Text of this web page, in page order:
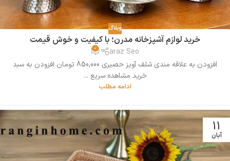
وبلاگ
خرید لوازم آشپزخانه مدرن؛ با کیفیت و خوش قیمت
araz Seo
0
افزودن به علاقه مندی شلف آویز حصیری 850,000 تومان افزودن به سبد
خرید مشاهده سریع ...
ادامه مطلب
11
آبان